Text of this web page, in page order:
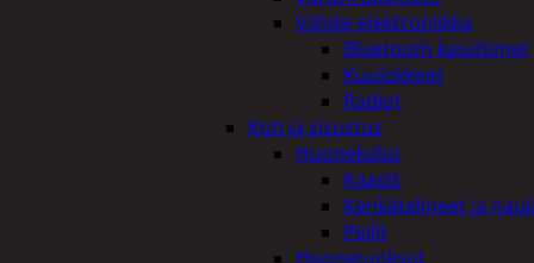
Viihde-elektroniikka
Bluetooth kaiuttimet
Kuulokkeet
Radiot
Koti ja sisustus
Huonekalut
Kaapit
Kenkätelineet ja
Peilit